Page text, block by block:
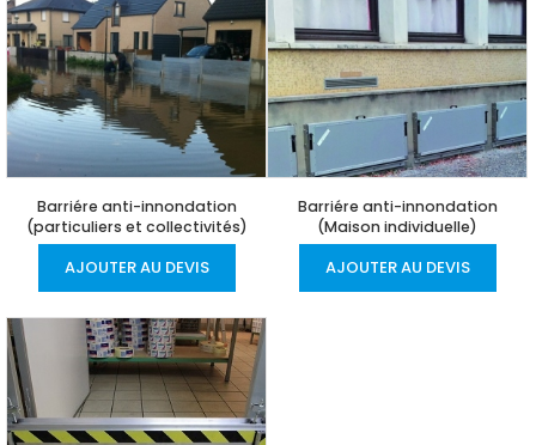
Barriére anti-innondation
(particuliers et collectivités)
AJOUTER AU DEVIS
Barriére anti-innondation
(Maison individuelle)
AJOUTER AU DEVIS